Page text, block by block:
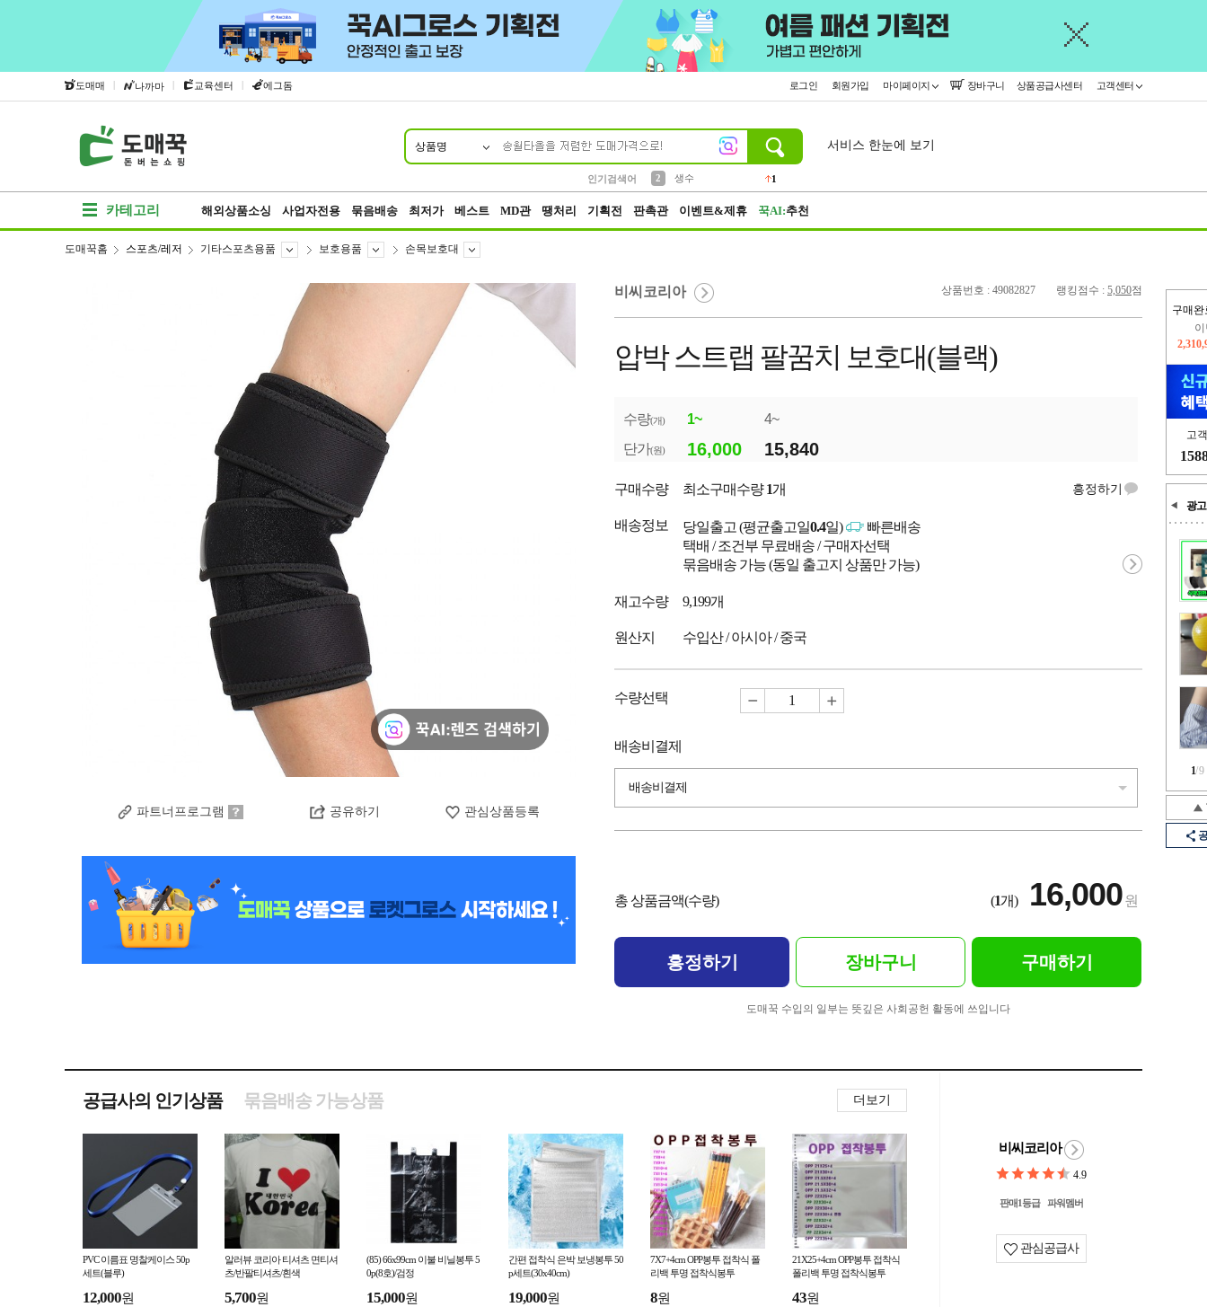
도매매 | 나까마 | 교육센터 | 에그돔 로그인 회원가입 마이페이지 장바구니 상품공급사센터 고객센터
상품명
인기검색어
2
생수
1
서비스 한눈에 보기
카테고리 해외상품소싱 사업자전용 묶음배송 최저가 베스트 MD관 땡처리 기획전 판촉관 이벤트&제휴 꾹AI:추천
구매완
고
광고
1/9
도매꾹홈 스포츠/레저 기타스포츠용품 보호용품 손목보호대
파트너프로그램 공유하기 관심상품등록
상품번호 : 49082827 랭킹점수 : 5,050점
비씨코리아
압박 스트랩 팔꿈치 보호대(블랙)
수량(개) 1~
4~
단가(원) 16,000 15,840
구매수량 최소구매수량1개 흥정하기
배송정보 당일출고 (평균출고일0.4일)
빠른배송
택배 / 조건부 무료배송 / 구매자선택
묶음배송 가능 (동일 출고지 상품만 가능)
재고수량 9,199개
원산지 수입산 / 아시아 / 중국
수량선택
배송비결제
배송비결제
총 상품금액(수량) (1개) 16,000원
흥정하기 장바구니 구매하기
도매꾹 수입의 일부는 뜻깊은 사회공헌 활동에 쓰입니다
공급사의 인기상품 더보기
묶음배송 가능상품
PVC 이름표 명찰케이스 50p
세트(블루)
12,000원
알러뷰 코리아 티셔츠 면티셔
츠/반팔티셔츠/흰색
5,700원
(85) 66x99cm 이불 비닐봉투 5
0p(8호)/검정
15,000원
간편 접착식 은박 보냉봉투 50
p세트(30x40cm)
19,000원
7X7+4cm OPP봉투 접착식 폴
리백 투명 접착식봉투
8원
21X25+4cm OPP봉투 접착식
폴리백 투명 접착식봉투
43원
비씨코리아
4.9
판매1등급 파워멤버
관심공급사